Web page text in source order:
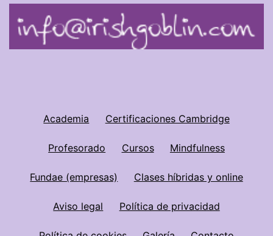
Academia Certificaciones Cambridge
Profesorado Cursos Mindfulness
Fundae (empresas) Clases híbridas y online
Aviso legal Política de privacidad